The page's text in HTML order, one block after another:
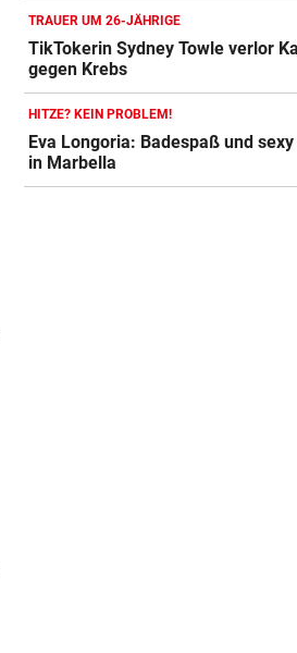
TRAUER UM 26-JÄHRIGE
TikTokerin Sydney Towle verlor
gegen Krebs
HITZE? KEIN PROBLEM!
Eva Longoria: Badespaß und
in Marbella